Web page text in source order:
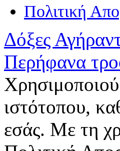
Πολιτική
Δόξες
Περήφανα
ιστότοπου,
εσάς. Με τη